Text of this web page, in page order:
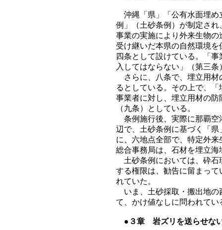
沖縄「県」「公有水面埋め
例」（土砂条例）が制定さ
事業の実施により外来生物
受け継いだ本県の自然環境
四条として設けている。「
入してはならない」（第三条
さらに、八条で、埋立用材
るとしている。その上で、
事業者に対し、埋立用材の
（九条）としている。
条例施行後、実際に那覇空
辺で、土砂条例に基づく「
に、六地点全部で、特定外
総合事務局は、石材を埋立
土砂条例においては、砕石
する権限は、勧告に留まっ
れていた。
いま、土砂採取・搬出地の
て、かけ値なしに問われてい
●３章 岩ズリを送らせな